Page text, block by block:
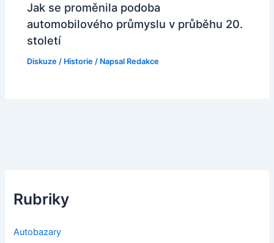
Jak se proměnila podoba
automobilového průmyslu v průběhu 20.
století
Diskuze / Historie / Napsal Redakce
Rubriky
Autobazary